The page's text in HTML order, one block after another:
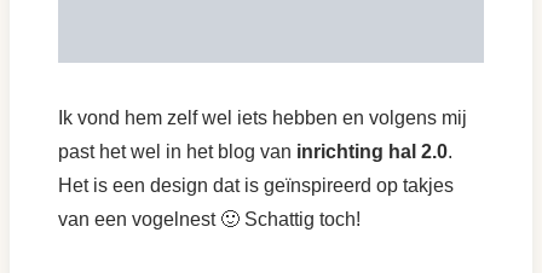
Ik vond hem zelf wel iets hebben en volgens mij
past het wel in het blog van inrichting hal 2.0.
Het is een design dat is geïnspireerd op takjes
van een vogelnest 🙂 Schattig toch!